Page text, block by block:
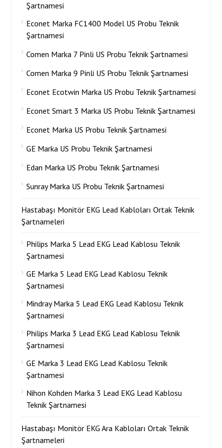
Şartnamesi
Econet Marka FC1400 Model US Probu Teknik
Şartnamesi
Comen Marka 7 Pinli US Probu Teknik Şartnamesi
Comen Marka 9 Pinli US Probu Teknik Şartnamesi
Econet Ecotwin Marka US Probu Teknik Şartnamesi
Econet Smart 3 Marka US Probu Teknik Şartnamesi
Econet Marka US Probu Teknik Şartnamesi
GE Marka US Probu Teknik Şartnamesi
Edan Marka US Probu Teknik Şartnamesi
Sunray Marka US Probu Teknik Şartnamesi
Hastabaşı Monitör EKG Lead Kabloları Ortak Teknik
Şartnameleri
Philips Marka 5 Lead EKG Lead Kablosu Teknik
Şartnamesi
GE Marka 5 Lead EKG Lead Kablosu Teknik
Şartnamesi
Mindray Marka 5 Lead EKG Lead Kablosu Teknik
Şartnamesi
Philips Marka 3 Lead EKG Lead Kablosu Teknik
Şartnamesi
GE Marka 3 Lead EKG Lead Kablosu Teknik
Şartnamesi
Nihon Kohden Marka 3 Lead EKG Lead Kablosu
Teknik Şartnamesi
Hastabaşı Monitör EKG Ara Kabloları Ortak Teknik
Şartnameleri